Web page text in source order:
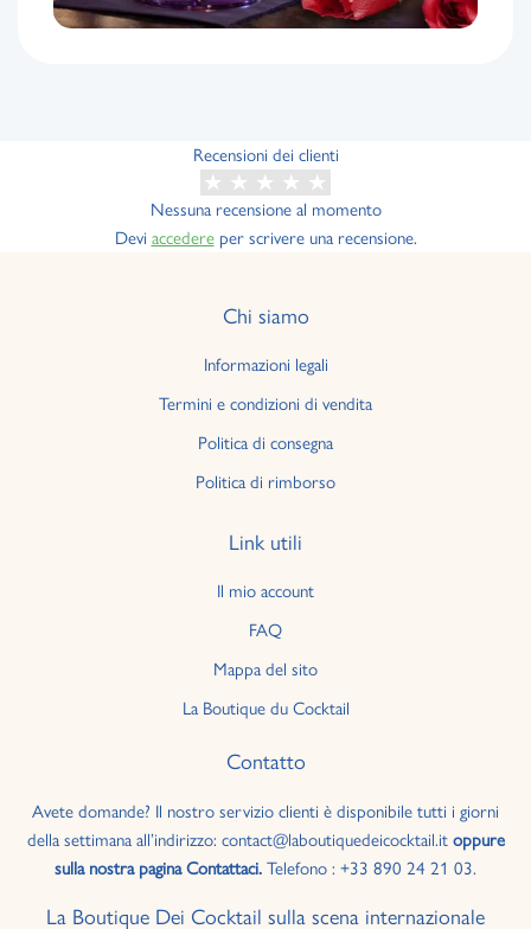
Recensioni dei clienti
Nessuna recensione al momento
Devi accedereper scrivere una recensione.
Chi siamo
Informazioni legali
Termini e condizioni di vendita
Politica di consegna
Politica di rimborso
Link utili
Il mio account
FAQ
Mappa del sito
La Boutique du Cocktail
Contatto
Avete domande? Il nostro servizio clienti è disponibile tutti i giorni
della settimana all’indirizzo: contact@laboutiquedeicocktail.itoppure
sulla nostra pagina Contattaci. Telefono : +33 890 24 21 03.
La Boutique Dei Cocktail sulla scena internazionale